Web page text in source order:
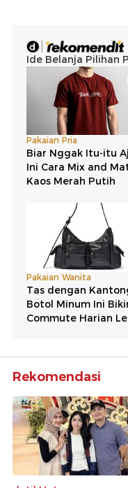
Rekomendasi